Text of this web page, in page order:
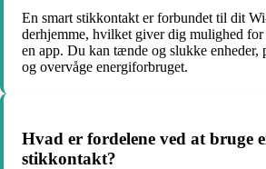
En smart stikkontakt er forbundet til dit
derhjemme, hvilket giver dig mulighed for
en app. Du kan tænde og slukke enheder,
og overvåge energiforbruget.
Hvad er fordelene ved at bruge
stikkontakt?